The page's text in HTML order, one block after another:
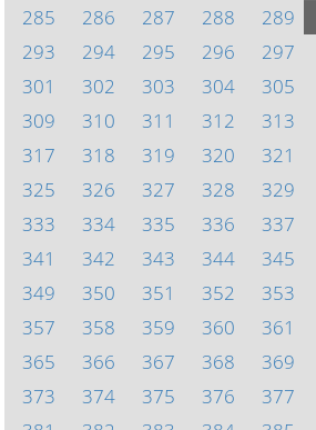
285
286 287 288 289
293
294 295 296 297
301
302 303 304 305
309
310 311 312 313
317
318 319 320 321
325
326 327 328 329
333
334 335 336 337
341
342 343 344 345
349
350 351 352 353
357
358 359 360 361
365
366 367 368 369
373
374 375 376 377